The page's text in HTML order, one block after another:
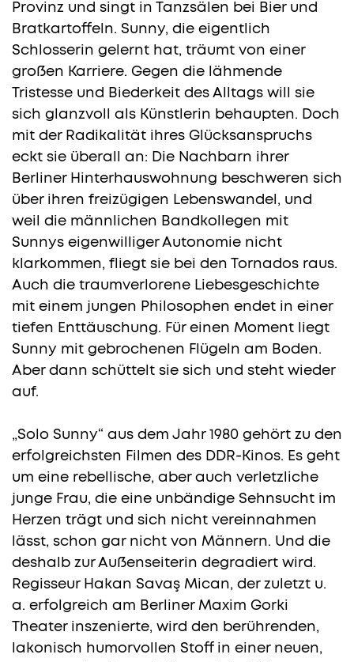
Provinz und singt in Tanzsälen bei Bier und
Bratkartoffeln. Sunny, die eigentlich
Schlosserin gelernt hat, träumt von einer
großen Karriere. Gegen die lähmende
Tristesse und Biederkeit des Alltags will sie
sich glanzvoll als Künstlerin behaupten. Doch
mit der Radikalität ihres Glücksanspruchs
eckt sie überall an: Die Nachbarn ihrer
Berliner Hinterhauswohnung beschweren sich
über ihren freizügigen Lebenswandel, und
weil die männlichen Bandkollegen mit
Sunnys eigenwilliger Autonomie nicht
klarkommen, fliegt sie bei den Tornados raus.
Auch die traumverlorene Liebesgeschichte
mit einem jungen Philosophen endet in einer
tiefen Enttäuschung. Für einen Moment liegt
Sunny mit gebrochenen Flügeln am Boden.
Aber dann schüttelt sie sich und steht wieder
auf.
„Solo Sunny“ aus dem Jahr 1980 gehört zu den
erfolgreichsten Filmen des DDR-Kinos. Es geht
um eine rebellische, aber auch verletzliche
junge Frau, die eine unbändige Sehnsucht im
Herzen trägt und sich nicht vereinnahmen
lässt, schon gar nicht von Männern. Und die
deshalb zur Außenseiterin degradiert wird.
Regisseur Hakan Savaş Mican, der zuletzt u.
a. erfolgreich am Berliner Maxim Gorki
Theater inszenierte, wird den berührenden,
lakonisch humorvollen Stoff in einer neuen,